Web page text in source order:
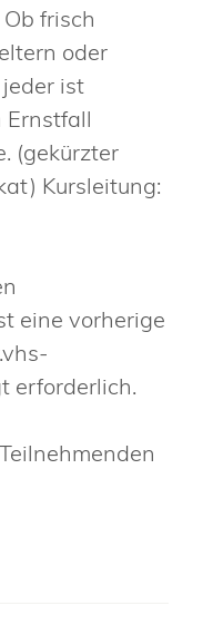
frisch
oder
ist
Ernstfall
(gekürzter
Kursleitung:
eine vorherige
erforderlich.